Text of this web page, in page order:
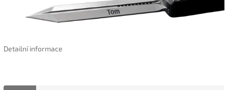
Detailní informace